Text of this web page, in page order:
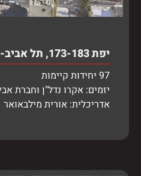
יפת 173-183, תל אביב-יפו
97 יחידות קיימות
יזמים: אקרו נדל"ן וחברת
אדריכלית: אורית מילבאואר